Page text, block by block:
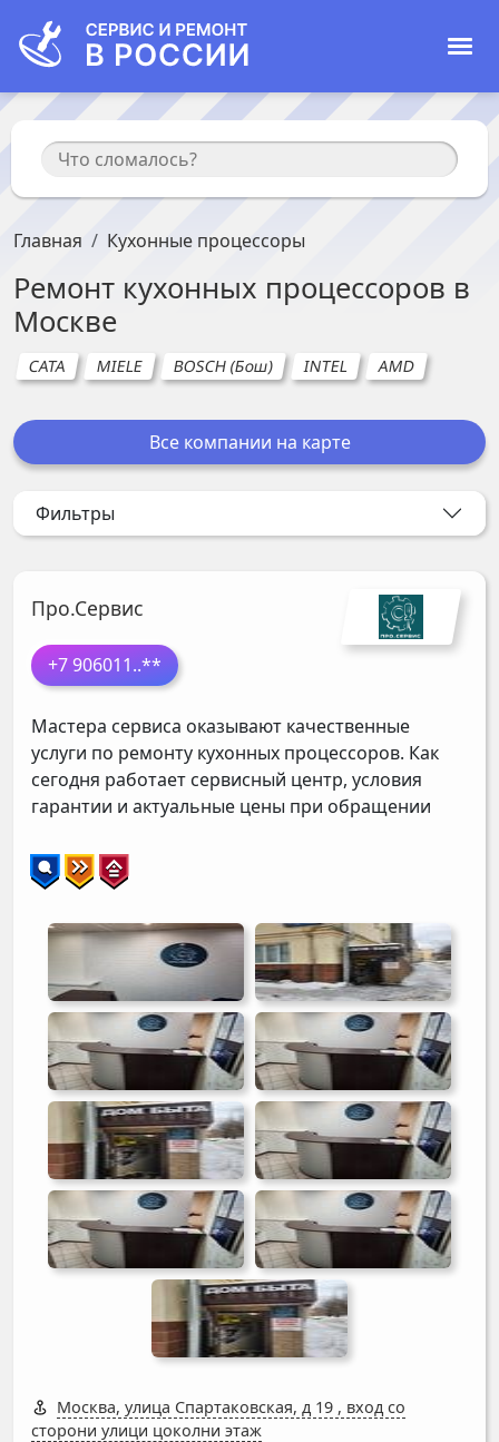
Главная Кухонные процессоры
Ремонт кухонных процессоров в
Москве
CATA MIELE BOSCH (Бош) INTEL AMD
Все компании на карте
Фильтры
Про.Сервис
+7 906011..**
Мастера сервиса оказывают качественные
услуги по ремонту кухонных процессоров. Как
сегодня работает сервисный центр, условия
гарантии и актуальные цены при обращении
Москва, улица Спартаковская, д 19 , вход со
сторони улици цоколни этаж